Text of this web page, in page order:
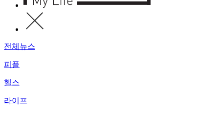
전체뉴스
피플
헬스
라이프